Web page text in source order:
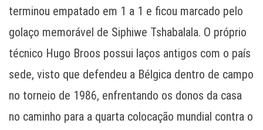
terminou empatado em 1 a 1 e ficou marcado pelo
golaço memorável de Siphiwe Tshabalala. O próprio
técnico Hugo Broos possui laços antigos com o país
sede, visto que defendeu a Bélgica dentro de campo
no torneio de 1986, enfrentando os donos da casa
no caminho para a quarta colocação mundial contra o